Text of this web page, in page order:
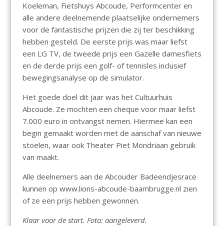
Koeleman, Fietshuys Abcoude, Performcenter en
alle andere deelnemende plaatselijke ondernemers
voor de fantastische prijzen die zij ter beschikking
hebben gesteld. De eerste prijs was maar liefst
een LG TV, de tweede prijs een Gazelle damesfiets
en de derde prijs een golf- of tennisles inclusief
bewegingsanalyse op de simulator.
Het goede doel dit jaar was het Cultuurhuis
Abcoude. Ze mochten een cheque voor maar liefst
7.000 euro in ontvangst nemen. Hiermee kan een
begin gemaakt worden met de aanschaf van nieuwe
stoelen, waar ook Theater Piet Mondriaan gebruik
van maakt.
Alle deelnemers aan de Abcouder Badeendjesrace
kunnen op www.lions-abcoude-baambrugge.nl zien
of ze een prijs hebben gewonnen.
Klaar voor de start. Foto: aangeleverd.